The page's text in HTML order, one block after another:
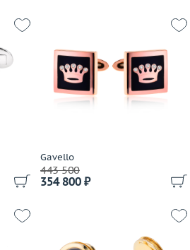
Gavello
443 500
354 800 ₽